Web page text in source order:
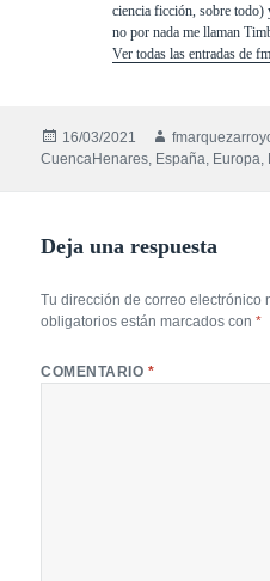
ciencia ficción, sobre todo)
no por nada me llaman
Ver todas las entradas de
Publicado
el
16/03/2021 Autor
CuencaHenares, España, Europa,
Deja una respuesta
Tu dirección de correo electrónico
obligatorios están marcados con*
COMENTARIO *